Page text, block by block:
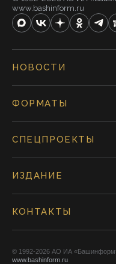
www.bashinform.ru
НОВОСТИ
ФОРМАТЫ
СПЕЦПРОЕКТЫ
ИЗДАНИЕ
КОНТАКТЫ
© 1992-2026 АО ИА
www.bashinform.ru